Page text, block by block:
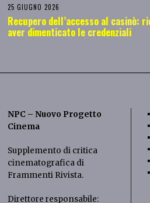
25 GIUGNO 2026
Recupero dell’accesso al casinò:
aver dimenticato le credenziali
NPC – Nuovo Progetto
Cinema
Supplemento di critica
cinematografica di
Frammenti Rivista.
Direttore responsabile: